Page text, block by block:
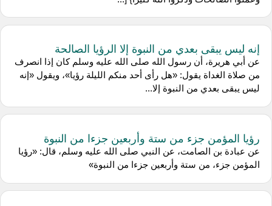
إنه ليس يبقى بعدي من النبوة إلا الرؤيا الصالحة
عن أبي هريرة، أن رسول الله صلى الله عليه وسلم كان إذا انصرف
من صلاة الغداة يقول: «هل رأى أحد منكم الليلة رؤيا»، ويقول «إنه
ليس يبقى بعدي من النبوة إلا...
رؤيا المؤمن جزء من ستة وأربعين جزءا من النبوة
عن عبادة بن الصامت، عن النبي صلى الله عليه وسلم، قال: «رؤيا
المؤمن جزء، من ستة وأربعين جزءا من النبوة»